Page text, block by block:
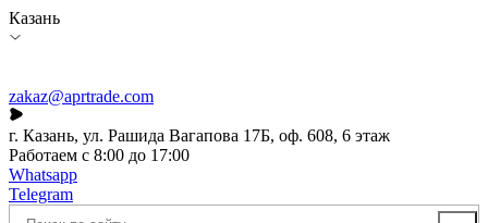
Казань
zakaz@aprtrade.com
г. Казань, ул. Рашида Вагапова 17Б, оф. 608, 6 этаж
Работаем с 8:00 до 17:00
Whatsapp
Telegram